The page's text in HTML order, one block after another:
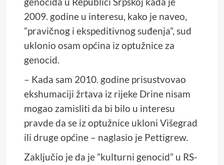
2009. godine u interesu, kako je naveo,
”pravičnog i ekspeditivnog suđenja”, sud
uklonio osam općina iz optužnice za
genocid.
– Kada sam 2010. godine prisustvovao
ekshumaciji žrtava iz rijeke Drine nisam
mogao zamisliti da bi bilo u interesu
pravde da se iz optužnice ukloni Višegrad
ili druge općine – naglasio je Pettigrew.
Zaključio je da je ”kulturni genocid” u RS-